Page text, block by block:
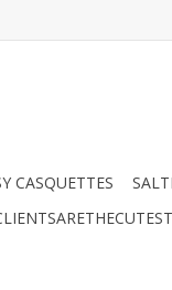
CASQUETTES